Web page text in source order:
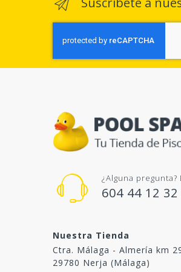
¿Alguna pregunta?
604 44 12 32
Nuestra Tienda
Ctra. Málaga - Almería km
29780 Nerja (Málaga)